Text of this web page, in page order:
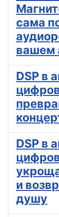
сама
вашем
DSP в
DSP в
и
душу